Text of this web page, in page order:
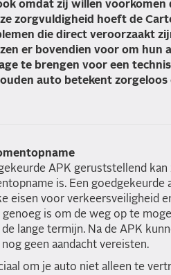
omdat zij willen
zorgvuldigheid hoeft de
die direct veroorzaakt
er bovendien voor om
te brengen voor een
auto betekent
APK geruststellend
is. Een goedgekeurde
eisen voor verkeersveiligheid
is om de weg op te
lange termijn. Na de APK
geen aandacht vereisten.
om je auto niet alleen te